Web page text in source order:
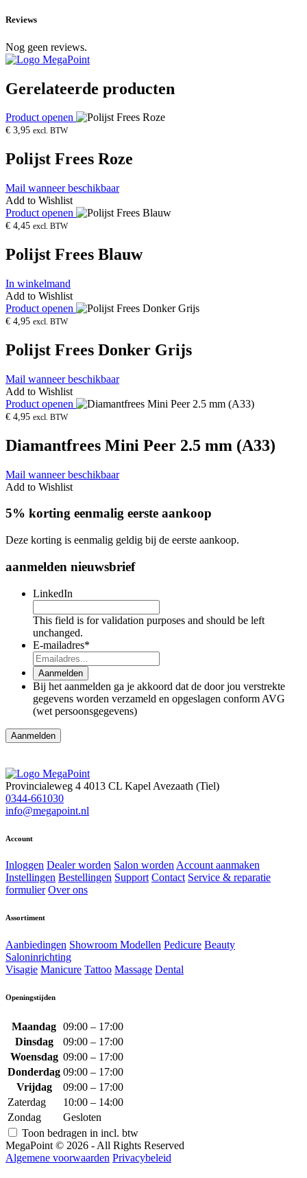
Reviews
Nog geen reviews.
Gerelateerde producten
Product openen
€ 3,95 excl. BTW
Polijst Frees Roze
Mail wanneer beschikbaar
Add to Wishlist
Product openen
€ 4,45 excl. BTW
Polijst Frees Blauw
In winkelmand
Add to Wishlist
Product openen
€ 4,95 excl. BTW
Polijst Frees Donker Grijs
Mail wanneer beschikbaar
Add to Wishlist
Product openen
€ 4,95 excl. BTW
Diamantfrees Mini Peer 2.5 mm (A33)
Mail wanneer beschikbaar
Add to Wishlist
5% korting eenmalig eerste aankoop
Deze korting is eenmalig geldig bij de eerste aankoop.
aanmelden nieuwsbrief
LinkedIn
This field is for validation purposes and should be left
unchanged.
E-mailadres*
Aanmelden
Bij het aanmelden ga je akkoord dat de door jou verstrekte
gegevens worden verzameld en opgeslagen conform AVG
(wet persoonsgegevens)
Aanmelden
Provincialeweg 4 4013 CL Kapel Avezaath (Tiel)
0344-661030
info@megapoint.nl
Account
Inloggen Dealer worden Salon wordenAccount aanmaken
Instellingen Bestellingen Support Contact Service & reparatie
formulier Over ons
Assortiment
Aanbiedingen Showroom Modellen Pedicure Beauty
Saloninrichting
Visagie Manicure Tattoo Massage Dental
Openingstijden
Maandag 09:00 – 17:00
Dinsdag
09:00 – 17:00
Woensdag 09:00 – 17:00
Donderdag 09:00 – 17:00
Vrijdag
09:00 – 17:00
Zaterdag
10:00 – 14:00
Zondag
Gesloten
Toon bedragen in incl. btw
MegaPoint © 2026 - All Rights Reserved
Algemene voorwaarden Privacybeleid